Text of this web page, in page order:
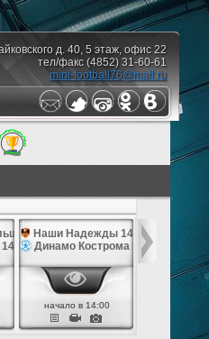
д. 40, 5 этаж, офис 22
тел/факс (4852) 31-60-61
mini-football76@mail.ru
14
Наши Надежды 14
Динамо Кострома 14
начало в 14:00
СШ им.